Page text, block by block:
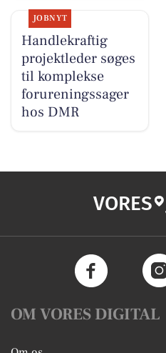
JOBNYT
Handlekraftig
projektleder søges
til komplekse
forureningssager
hos DMR
VORES
OM VORES DIGITAL